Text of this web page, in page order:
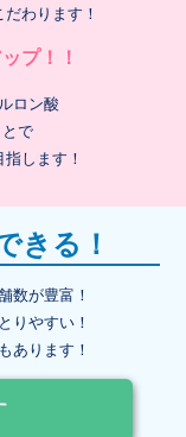
わります！
プ！！
ロン酸
で
します！
きる！
数が豊富！
りやすい！
あります！